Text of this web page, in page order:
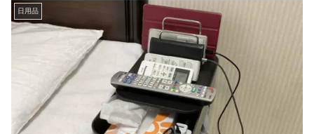
日用品